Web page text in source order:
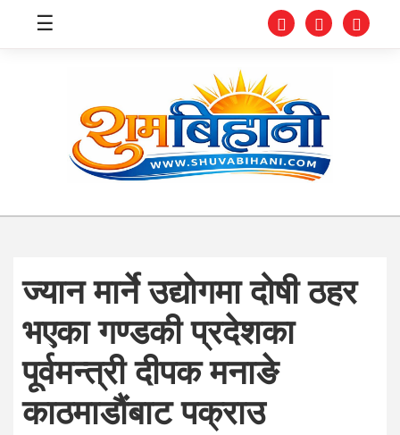
स्वास्थ्य
संघीय
प्रविधि
जीवनशैली
दर्शन
☰
ज्यान मार्ने उद्योगमा दोषी ठहर
भएका गण्डकी प्रदेशका
पूर्वमन्त्री दीपक मनाङे
काठमाडौंबाट पक्राउ